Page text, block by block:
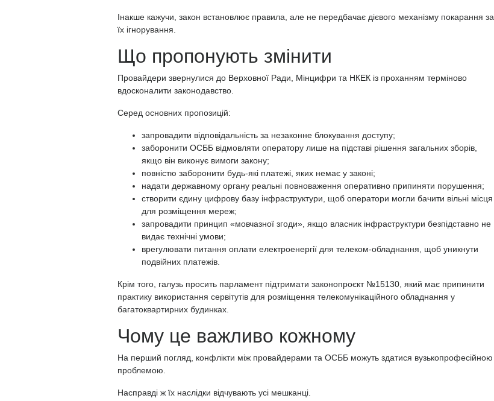
Інакше кажучи, закон встановлює правила, але не передбачає дієвого механізму покарання за
їх ігнорування.
Що пропонують змінити
Провайдери звернулися до Верховної Ради, Мінцифри та НКЕК із проханням терміново
вдосконалити законодавство.
Серед основних пропозицій:
запровадити відповідальність за незаконне блокування доступу;
заборонити ОСББ відмовляти оператору лише на підставі рішення загальних зборів,
якщо він виконує вимоги закону;
повністю заборонити будь-які платежі, яких немає у законі;
надати державному органу реальні повноваження оперативно припиняти порушення;
створити єдину цифрову базу інфраструктури, щоб оператори могли бачити вільні місця
для розміщення мереж;
запровадити принцип «мовчазної згоди», якщо власник інфраструктури безпідставно не
видає технічні умови;
врегулювати питання оплати електроенергії для телеком-обладнання, щоб уникнути
подвійних платежів.
Крім того, галузь просить парламент підтримати законопроєкт №15130, який має припинити
практику використання сервітутів для розміщення телекомунікаційного обладнання у
багатоквартирних будинках.
Чому це важливо кожному
На перший погляд, конфлікти між провайдерами та ОСББ можуть здатися вузькопрофесійною
проблемою.
Насправді ж їх наслідки відчувають усі мешканці.